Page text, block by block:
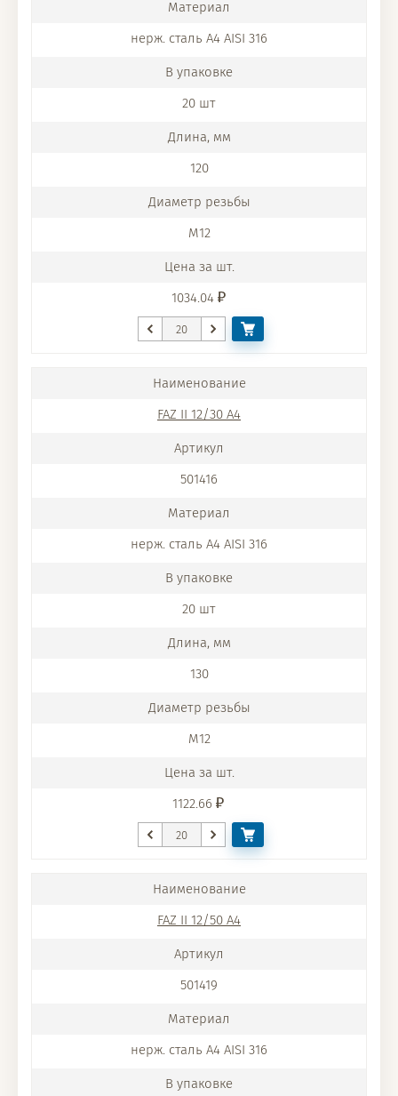
нерж. сталь A4 AISI 316
20 шт
120
M12
1034.04
FAZ II 12/30 A4
501416
нерж. сталь A4 AISI 316
20 шт
130
M12
1122.66
FAZ II 12/50 A4
501419
нерж. сталь A4 AISI 316